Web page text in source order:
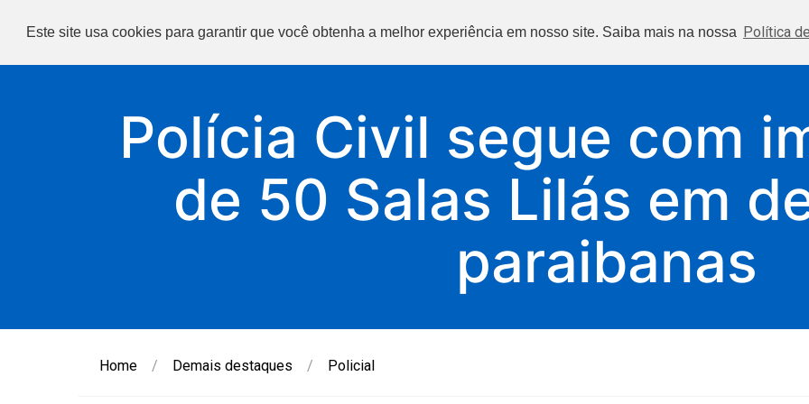
Este site usa cookies para garantir que você obtenha a melhor experiência em nosso site. Saiba mais na nossa PolíticaInício
Polícia Civil segue com
de 50 Salas Lilás em
paraibanas
Home / Demais destaques / Policial